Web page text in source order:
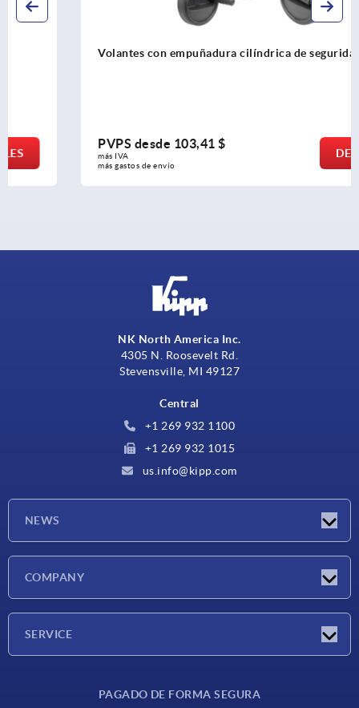
Volantes con empuñadura cilíndrica de seguridad
PVPS desde103,41 $
más gastos de envío
NK North America Inc.
4305 N. Roosevelt Rd.
Stevensville, MI 49127
Central
+1 269 932 1100
+1 269 932 1015
us.info@kipp.com
NEWS
COMPANY
SERVICE
PAGADO DE FORMA SEGURA